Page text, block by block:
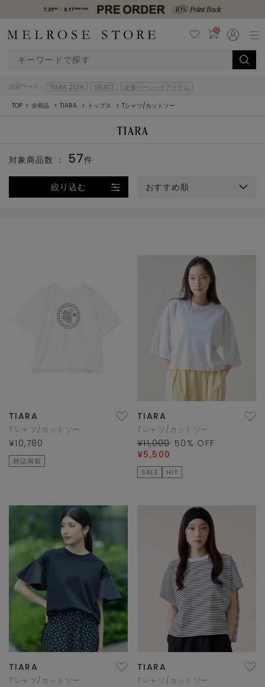
0
注目ワード： TIARA 25TH SELECT 定番ベーシックアイテム
TOP 全商品 TIARA トップス Tシャツ/カットソー
絞り込む おすすめ順
対象商品数 ： 57件
TIARA
Tシャツ/カットソー
¥10,780
雑誌掲載
TIARA
Tシャツ/カットソー
¥11,000 50 % OFF
¥5,500
SALE HIT
TIARA
Tシャツ/カットソー
TIARA
Tシャツ/カットソー